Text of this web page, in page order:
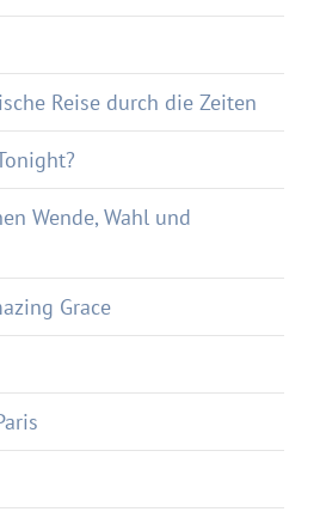
Reise durch die Zeiten
Wende, Wahl und
Grace